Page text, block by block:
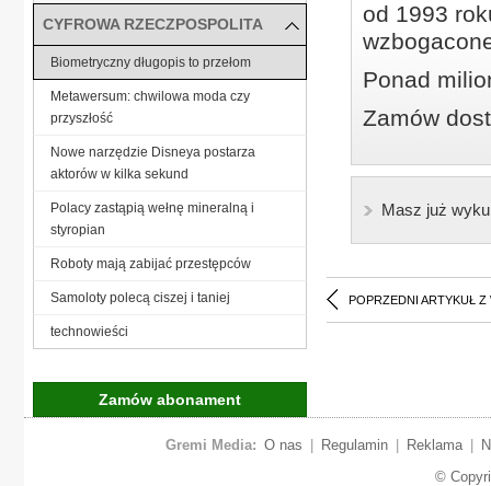
od 1993
Ponad
Zamów
Masz już
POPRZEDNI ARTYKUŁ Z
CYFROWA RZECZPOSPOLITA
Biometryczny długopis to przełom
Metawersum: chwilowa moda czy
przyszłość
Nowe narzędzie Disneya postarza
aktorów w kilka sekund
Polacy zastąpią wełnę mineralną i
styropian
Roboty mają zabijać przestępców
Samoloty polecą ciszej i taniej
technowieści
Zamów abonament
Gremi Media: O nas Regulamin Reklama
©